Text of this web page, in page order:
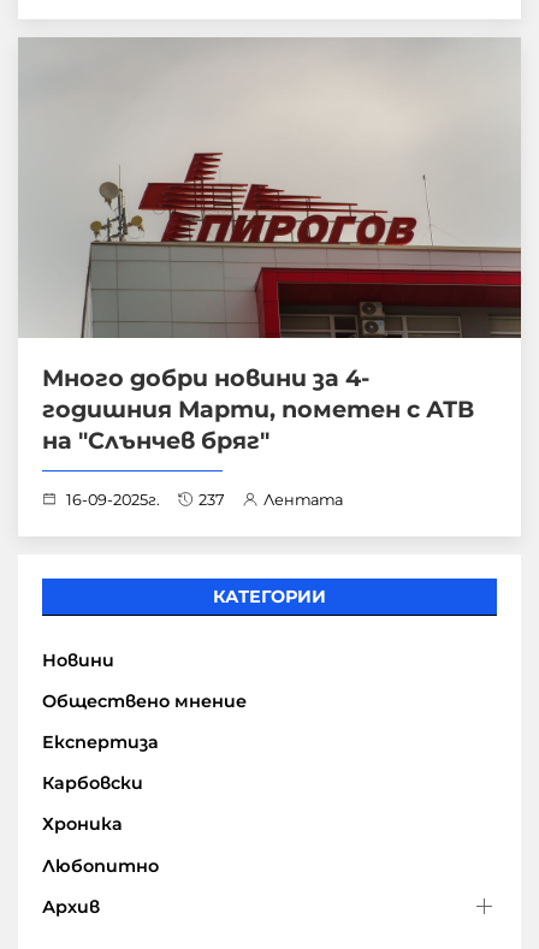
Много добри новини за 4-
годишния Марти, пометен с АТВ
на "Слънчев бряг"
16-09-2025г. 237 Лентата
КАТЕГОРИИ
Новини
Обществено мнение
Експертиза
Карбовски
Хроника
Любопитно
Архив